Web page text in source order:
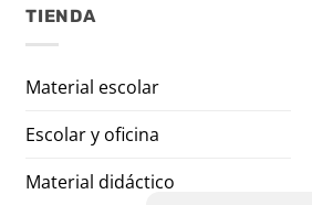
TIENDA
Material escolar
Escolar y oficina
Material didáctico